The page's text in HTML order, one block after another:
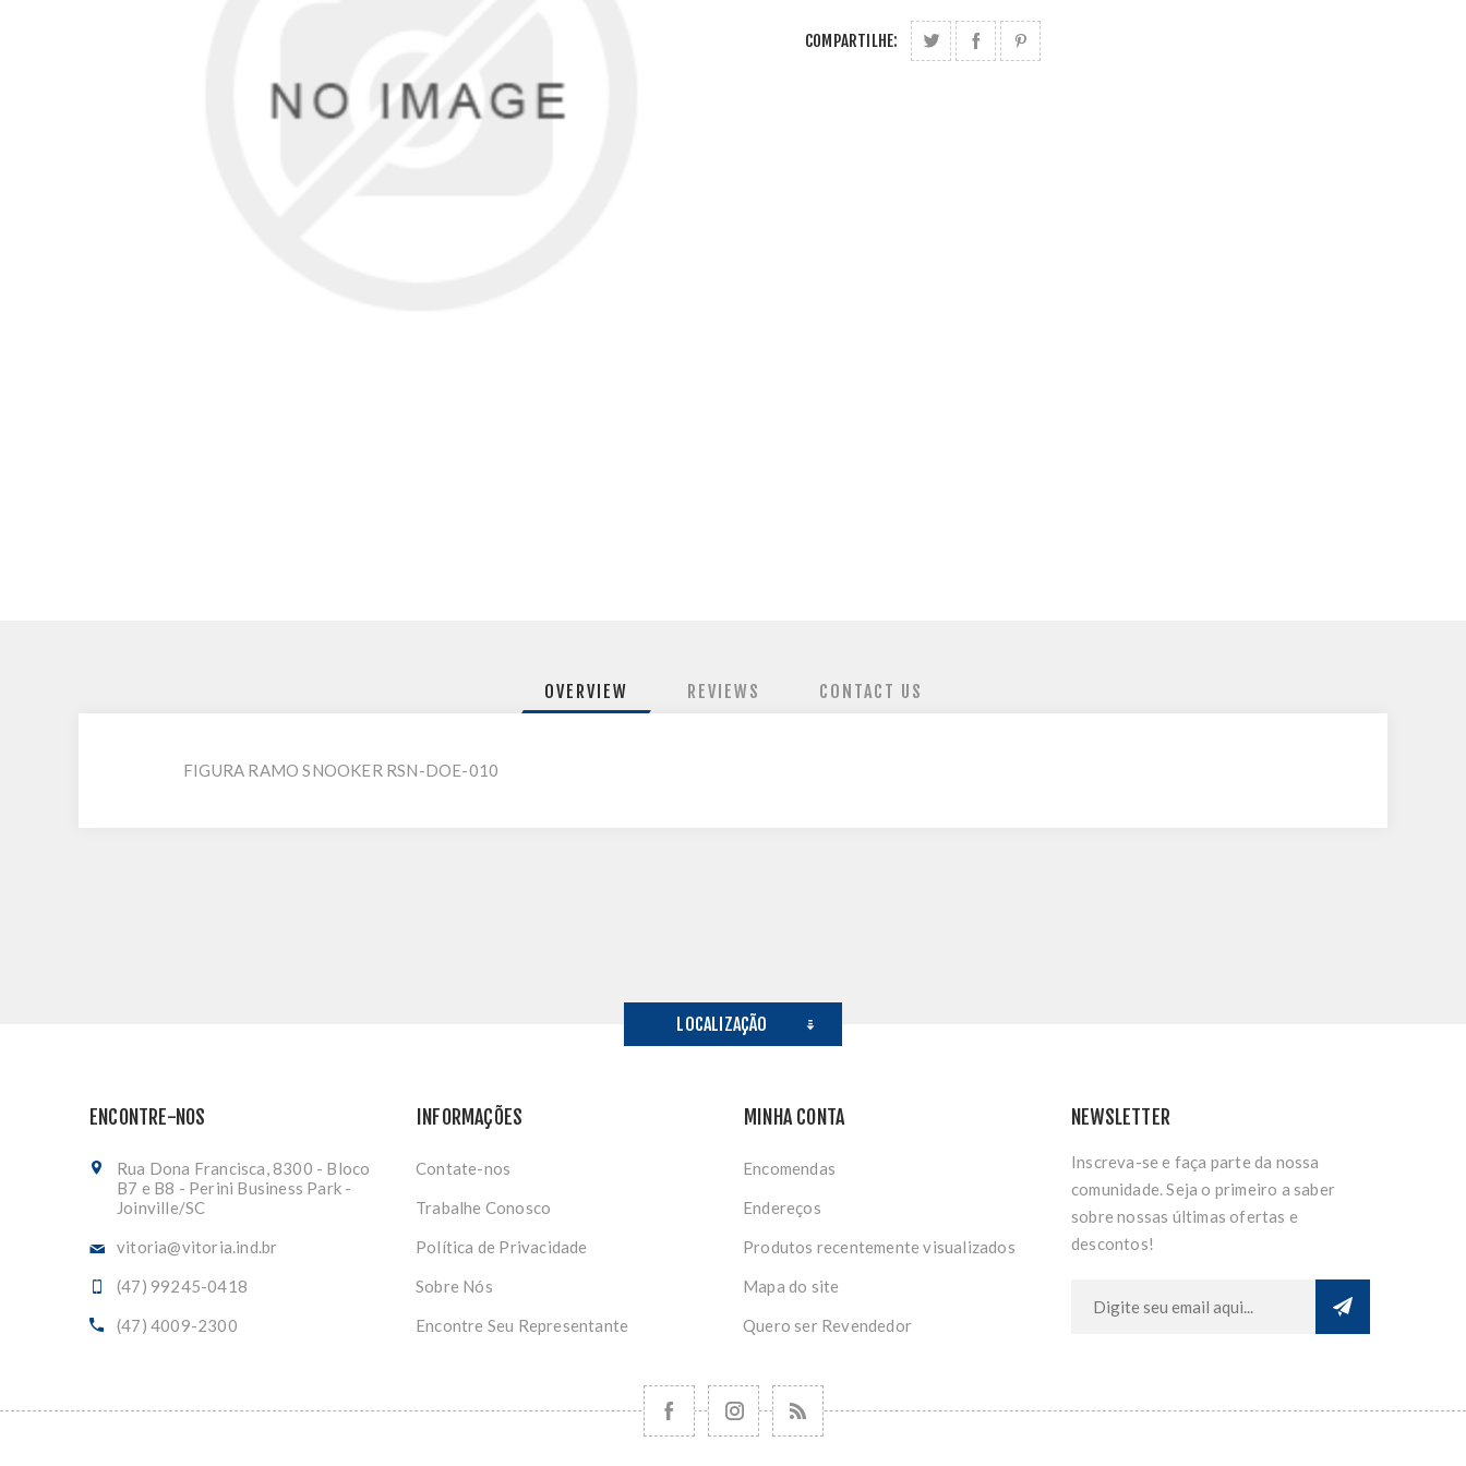
COMPARTILHE:
OVERVIEW REVIEWS CONTACT US
FIGURA RAMO SNOOKER RSN-DOE-010
LOCALIZAÇÃO
ENCONTRE-NOS
Rua Dona Francisca, 8300 - Bloco
B7 e B8 - Perini Business Park -
Joinville/SC
vitoria@vitoria.ind.br
(47) 99245-0418
(47) 4009-2300
INFORMAÇÕES
Contate-nos
Trabalhe Conosco
Política de Privacidade
Sobre Nós
Encontre Seu Representante
MINHA CONTA
Encomendas
Endereços
Produtos recentemente visualizados
Mapa do site
Quero ser Revendedor
NEWSLETTER
Inscreva-se e faça parte da nossa
comunidade. Seja o primeiro a saber
sobre nossas últimas ofertas e
descontos!